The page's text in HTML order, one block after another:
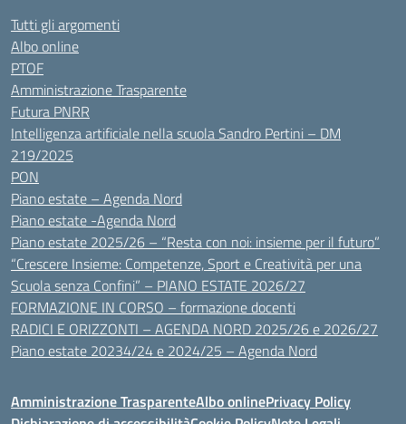
Tutti gli argomenti
Albo online
PTOF
Amministrazione Trasparente
Futura PNRR
Intelligenza artificiale nella scuola Sandro Pertini – DM
219/2025
PON
Piano estate – Agenda Nord
Piano estate -Agenda Nord
Piano estate 2025/26 – “Resta con noi: insieme per il futuro”
“Crescere Insieme: Competenze, Sport e Creatività per una
Scuola senza Confini” – PIANO ESTATE 2026/27
FORMAZIONE IN CORSO – formazione docenti
RADICI E ORIZZONTI – AGENDA NORD 2025/26 e 2026/27
Piano estate 20234/24 e 2024/25 – Agenda Nord
Amministrazione TrasparenteAlbo onlinePrivacy Policy